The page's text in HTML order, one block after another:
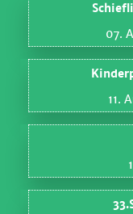
07.
11.